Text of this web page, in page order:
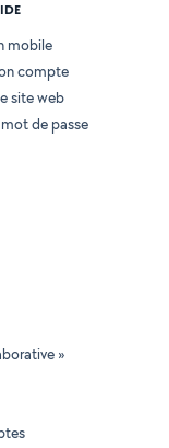
mobile
compte
site web
de passe
»